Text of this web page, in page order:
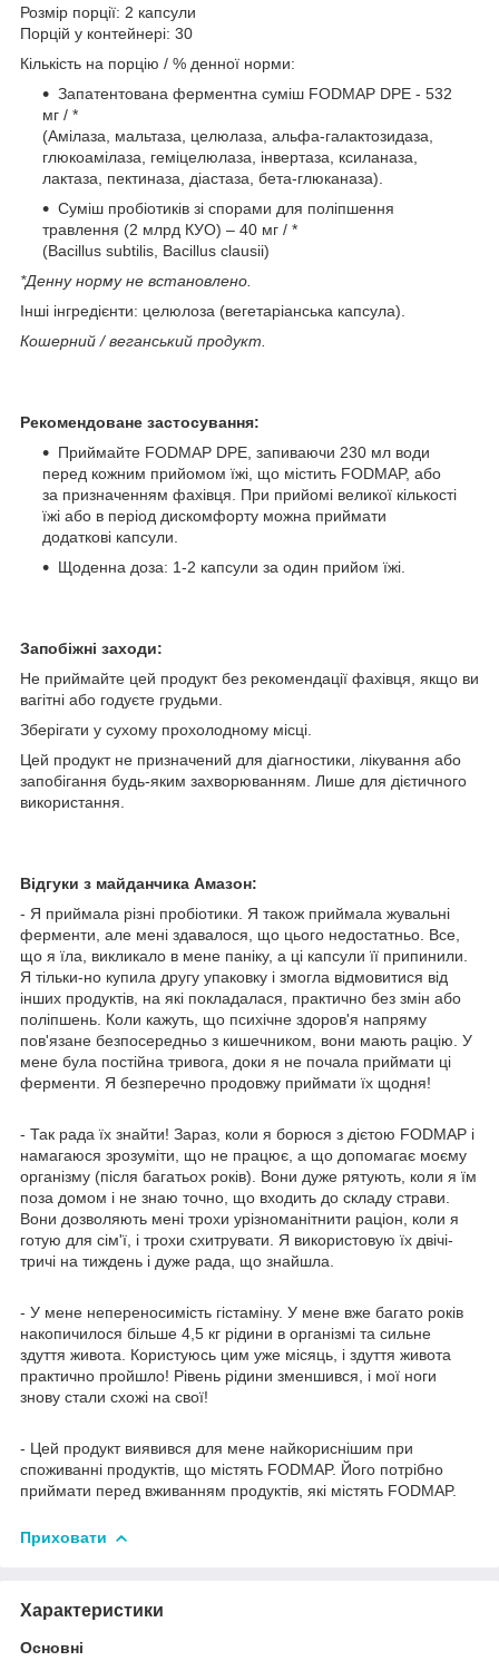
Розмір порції: 2 капсули
Порцій у контейнері: 30
Кількість на порцію / % денної норми:
Запатентована ферментна суміш FODMAP DPE - 532
мг / *
(Амілаза, мальтаза, целюлаза, альфа-галактозидаза,
глюкоамілаза, геміцелюлаза, інвертаза, ксиланаза,
лактаза, пектиназа, діастаза, бета-глюканаза).
Суміш пробіотиків зі спорами для поліпшення
травлення (2 млрд КУО) – 40 мг / *
(Bacillus subtilis, Bacillus clausii)
*Денну норму не встановлено.
Інші інгредієнти: целюлоза (вегетаріанська капсула).
Кошерний / веганський продукт.
Рекомендоване застосування:
Приймайте FODMAP DPE, запиваючи 230 мл води
перед кожним прийомом їжі, що містить FODMAP, або
за призначенням фахівця. При прийомі великої кількості
їжі або в період дискомфорту можна приймати
додаткові капсули.
Щоденна доза: 1-2 капсули за один прийом їжі.
Запобіжні заходи:
Не приймайте цей продукт без рекомендації фахівця, якщо ви
вагітні або годуєте грудьми.
Зберігати у сухому прохолодному місці.
Цей продукт не призначений для діагностики, лікування або
запобігання будь-яким захворюванням. Лише для дієтичного
використання.
Відгуки з майданчика Амазон:
- Я приймала різні пробіотики. Я також приймала жувальні
ферменти, але мені здавалося, що цього недостатньо. Все,
що я їла, викликало в мене паніку, а ці капсули її припинили.
Я тільки-но купила другу упаковку і змогла відмовитися від
інших продуктів, на які покладалася, практично без змін або
поліпшень. Коли кажуть, що психічне здоров'я напряму
пов'язане безпосередньо з кишечником, вони мають рацію. У
мене була постійна тривога, доки я не почала приймати ці
ферменти. Я безперечно продовжу приймати їх щодня!
- Так рада їх знайти! Зараз, коли я борюся з дієтою FODMAP і
намагаюся зрозуміти, що не працює, а що допомагає моєму
організму (після багатьох років). Вони дуже рятують, коли я їм
поза домом і не знаю точно, що входить до складу страви.
Вони дозволяють мені трохи урізноманітнити раціон, коли я
готую для сім'ї, і трохи схитрувати. Я використовую їх двічі-
тричі на тиждень і дуже рада, що знайшла.
- У мене непереносимість гістаміну. У мене вже багато років
накопичилося більше 4,5 кг рідини в організмі та сильне
здуття живота. Користуюсь цим уже місяць, і здуття живота
практично пройшло! Рівень рідини зменшився, і мої ноги
знову стали схожі на свої!
- Цей продукт виявився для мене найкориснішим при
споживанні продуктів, що містять FODMAP. Його потрібно
приймати перед вживанням продуктів, які містять FODMAP.
Приховати
Характеристики
Основні